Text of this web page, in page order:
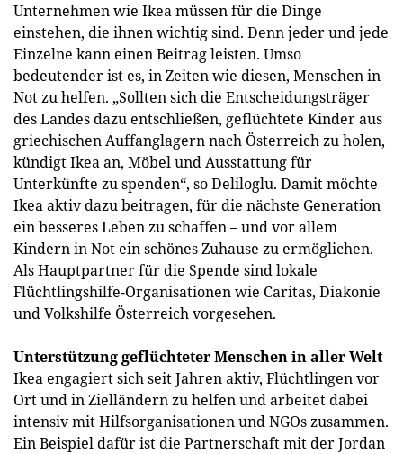
Unternehmen wie Ikea müssen für die Dinge
einstehen, die ihnen wichtig sind. Denn jeder und jede
Einzelne kann einen Beitrag leisten. Umso
bedeutender ist es, in Zeiten wie diesen, Menschen in
Not zu helfen. „Sollten sich die Entscheidungsträger
des Landes dazu entschließen, geflüchtete Kinder aus
griechischen Auffanglagern nach Österreich zu holen,
kündigt Ikea an, Möbel und Ausstattung für
Unterkünfte zu spenden“, so Deliloglu. Damit möchte
Ikea aktiv dazu beitragen, für die nächste Generation
ein besseres Leben zu schaffen – und vor allem
Kindern in Not ein schönes Zuhause zu ermöglichen.
Als Hauptpartner für die Spende sind lokale
Flüchtlingshilfe-Organisationen wie Caritas, Diakonie
und Volkshilfe Österreich vorgesehen.
Unterstützung geflüchteter Menschen in aller Welt
Ikea engagiert sich seit Jahren aktiv, Flüchtlingen vor
Ort und in Zielländern zu helfen und arbeitet dabei
intensiv mit Hilfsorganisationen und NGOs zusammen.
Ein Beispiel dafür ist die Partnerschaft mit der Jordan